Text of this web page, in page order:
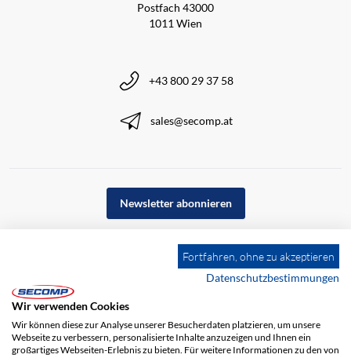
Postfach 43000
1011 Wien
+43 800 29 37 58
sales@secomp.at
Newsletter abonnieren
Fortfahren, ohne zu akzeptieren
Datenschutzbestimmungen
Wir verwenden Cookies
Wir können diese zur Analyse unserer Besucherdaten platzieren, um unsere
Webseite zu verbessern, personalisierte Inhalte anzuzeigen und Ihnen ein
großartiges Webseiten-Erlebnis zu bieten. Für weitere Informationen zu den von